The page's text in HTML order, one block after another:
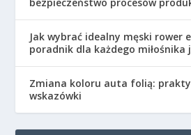
Jak wybrać idealny męski rower
poradnik dla każdego miłośnika
Zmiana koloru auta folią:
wskazówki